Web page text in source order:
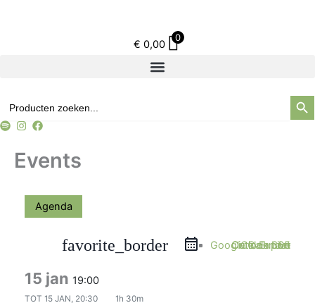
€ 0,00
0
naar:
Events
Agenda
favorite_border iCal Export
Google Calendar
Outlook 365
Outlook Live
15 jan 19:00
TOT 15 JAN, 20:30 1h 30m